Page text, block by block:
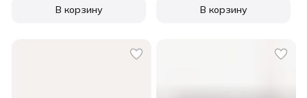
В корзину В корзину